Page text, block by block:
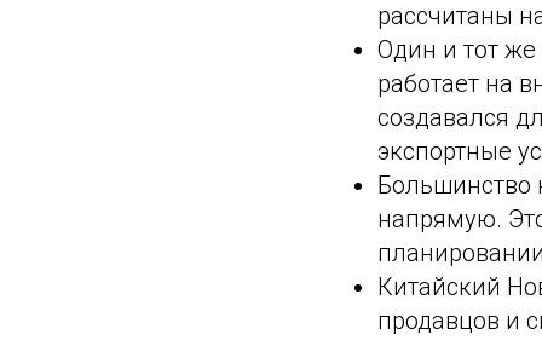
рассчитаны
Один и тот же
работает на
создавался
экспортные
Большинство
напрямую.
Китайский
продавцов и